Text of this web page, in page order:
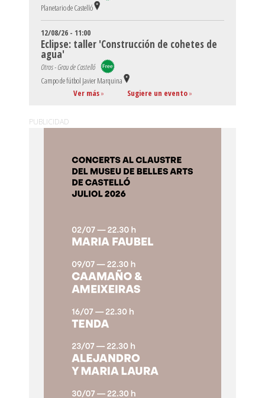
Planetario de Castelló
12/08/26 - 11:00
Eclipse: taller 'Construcción de cohetes de
agua'
Otros - Grau de Castelló
Campo de fútbol Javier Marquina
Ver más» Sugiere un evento»
PUBLICIDAD